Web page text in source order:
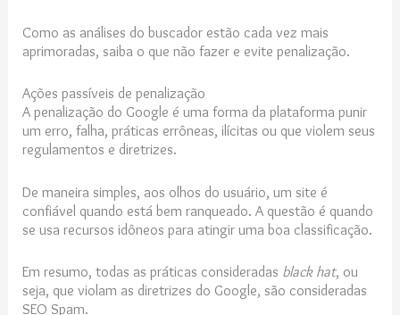
Como as análises do buscador estão cada vez mais
aprimoradas, saiba o que não fazer e evite penalização.
Ações passíveis de penalização
A penalização do Google é uma forma da plataforma punir
um erro, falha, práticas errôneas, ilícitas ou que violem seus
regulamentos e diretrizes.
De maneira simples, aos olhos do usuário, um site é
confiável quando está bem ranqueado. A questão é quando
se usa recursos idôneos para atingir uma boa classificação.
Em resumo, todas as práticas consideradas black hat, ou
seja, que violam as diretrizes do Google, são consideradas
SEO Spam.